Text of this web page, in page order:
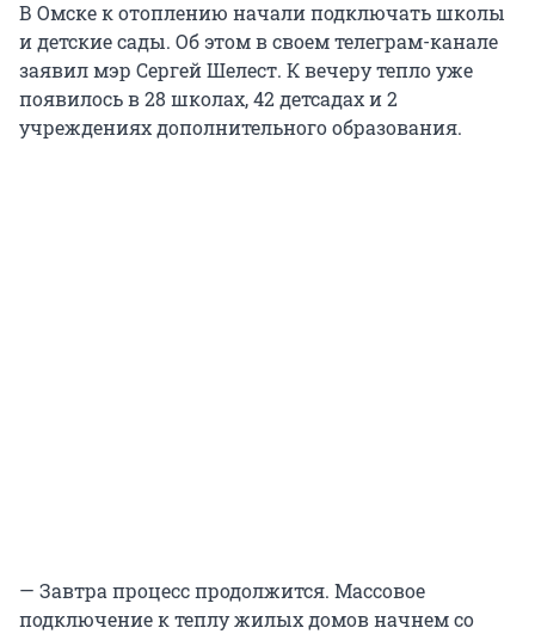
В Омске к отоплению начали подключать школы
и детские сады. Об этом в своем телеграм-канале
заявил мэр Сергей Шелест. К вечеру тепло уже
появилось в 28 школах, 42 детсадах и 2
учреждениях дополнительного образования.
— Завтра процесс продолжится. Массовое
подключение к теплу жилых домов начнем со